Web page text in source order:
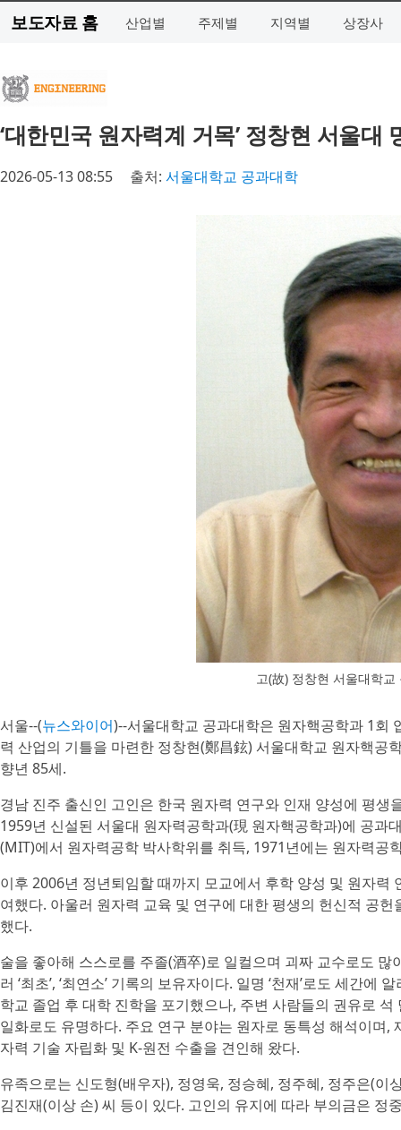
보도자료 홈 산업별 주제별 지역별 상장사
‘대한민국 원자력계 거목’ 정창현 서울대
2026-05-13 08:55 출처: 서울대학교 공과대학
고(故) 정창현 서울대학
서울--(뉴스와이어)--서울대학교 공과대학은 원자핵공학과 1회
력 산업의 기틀을 마련한 정창현(鄭昌鉉) 서울대학교 원자핵
향년 85세.
경남 진주 출신인 고인은 한국 원자력 연구와 인재 양성에 평
1959년 신설된 서울대 원자력공학과(現 원자핵공학과)에 공
(MIT)에서 원자력공학 박사학위를 취득, 1971년에는 원자력공
이후 2006년 정년퇴임할 때까지 모교에서 후학 양성 및 원자
여했다. 아울러 원자력 교육 및 연구에 대한 평생의 헌신적 공
했다.
술을 좋아해 스스로를 주졸(酒卒)로 일컬으며 괴짜 교수로도
러 ‘최초’, ‘최연소’ 기록의 보유자이다. 일명 ‘천재’로도 세간
학교 졸업 후 대학 진학을 포기했으나, 주변 사람들의 권유로
일화로도 유명하다. 주요 연구 분야는 원자로 동특성 해석이며
자력 기술 자립화 및 K-원전 수출을 견인해 왔다.
유족으로는 신도형(배우자), 정영욱, 정승혜, 정주혜, 정주은(
김진재(이상 손) 씨 등이 있다. 고인의 유지에 따라 부의금은 정